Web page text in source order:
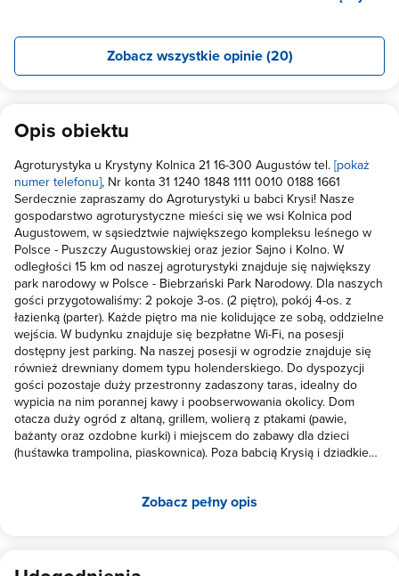
Zobacz wszystkie opinie (20)
Opis obiektu
Agroturystyka u Krystyny Kolnica 21 16-300 Augustów tel. [pokaż
numer telefonu], Nr konta 31 1240 1848 1111 0010 0188 1661
Serdecznie zapraszamy do Agroturystyki u babci Krysi! Nasze
gospodarstwo agroturystyczne mieści się we wsi Kolnica pod
Augustowem, w sąsiedztwie największego kompleksu leśnego w
Polsce - Puszczy Augustowskiej oraz jezior Sajno i Kolno. W
odległości 15 km od naszej agroturystyki znajduje się największy
park narodowy w Polsce - Biebrzański Park Narodowy. Dla naszych
gości przygotowaliśmy: 2 pokoje 3-os. (2 piętro), pokój 4-os. z
łazienką (parter). Każde piętro ma nie kolidujące ze sobą, oddzielne
wejścia. W budynku znajduje się bezpłatne Wi-Fi, na posesji
dostępny jest parking. Na naszej posesji w ogrodzie znajduje się
również drewniany domem typu holenderskiego. Do dyspozycji
gości pozostaje duży przestronny zadaszony taras, idealny do
wypicia na nim porannej kawy i poobserwowania okolicy. Dom
otacza duży ogród z altaną, grillem, wolierą z ptakami (pawie,
bażanty oraz ozdobne kurki) i miejscem do zabawy dla dzieci
(huśtawka trampolina, piaskownica). Poza babcią Krysią i dziadkiem
przygotowania śniadania. Można u nas nabyć pyszne jajka od
wypożyczenia łódki -organizacja ogniska W pobliżu dobrze
Zobacz pełny opis